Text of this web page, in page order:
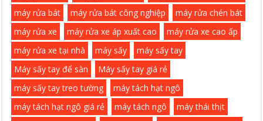
máy rửa bát
máy rửa bát công nghiệp
máy rửa chén bát
máy rửa xe
máy rửa xe áp xuất cao
máy rửa xe cao ấp
máy rửa xe tại nhà
máy sấy
máy sấy tay
Máy sấy tay để sàn
Máy sấy tay giá rẻ
máy sấy tay treo tường
máy tách hạt ngô
máy tách hạt ngô giá rẻ
máy tách ngô
máy thái thịt